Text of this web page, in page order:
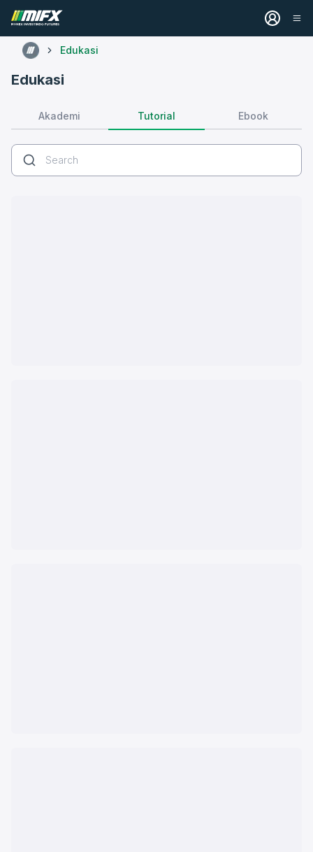
Edukasi
Edukasi
Akademi Tutorial Ebook